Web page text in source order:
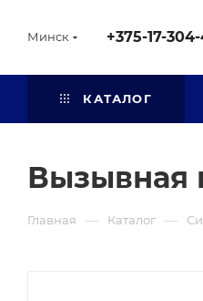
Минск +375-17-
КАТАЛОГ
Вызывная
Главная — Каталог —